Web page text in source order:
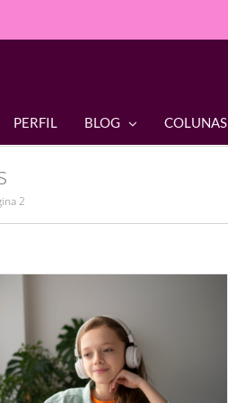
PERFIL BLOG COLUNAS
2